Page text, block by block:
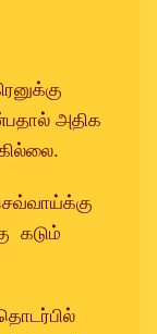
அதிக
கடும்